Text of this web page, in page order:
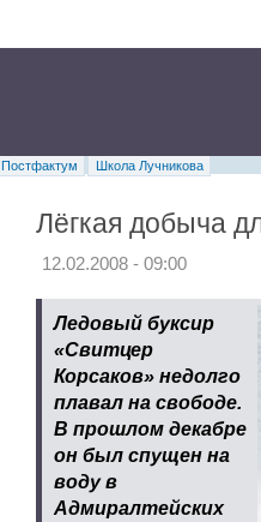
Постфактум
Школа Лучникова
Лёгкая добыча
12.02.2008 - 09:00
Ледовый буксир
«Свитцер
Корсаков» недолго
плавал на свободе.
В прошлом декабре
он был спущен на
воду в
Адмиралтейских